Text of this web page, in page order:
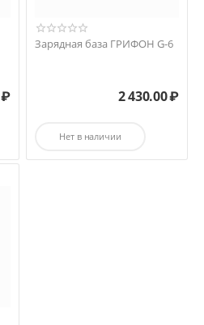
₽
Зарядная база ГРИФОН G-6
2 430.00₽
Нет в наличии